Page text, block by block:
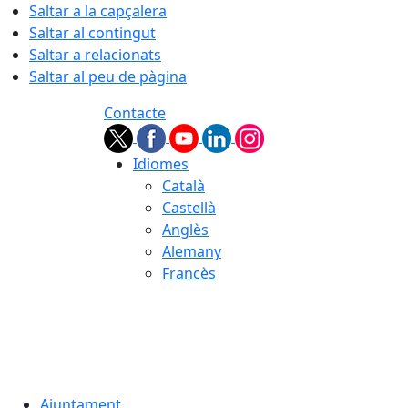
Saltar a la capçalera
Saltar al contingut
Saltar a relacionats
Saltar al peu de pàgina
Contacte
Idiomes
Català
Castellà
Anglès
Alemany
Francès